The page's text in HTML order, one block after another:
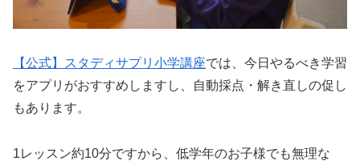
【公式】スタディサプリ小学講座では、今日やるべき学習
をアプリがおすすめしますし、自動採点・解き直しの促し
もあります。
1レッスン約10分ですから、低学年のお子様でも無理な